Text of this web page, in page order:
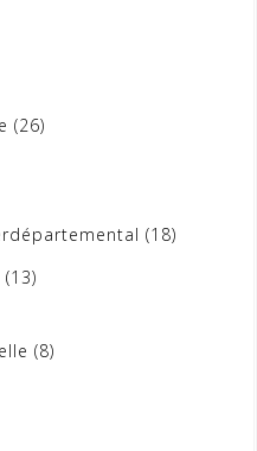
(26)
(18)
(13)
(8)